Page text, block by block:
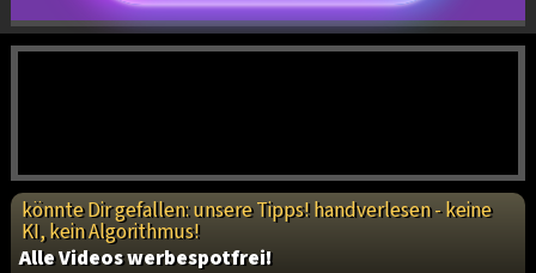
könnte Dir gefallen: unsere Tipps! handverlesen - keine
KI, kein Algorithmus!
Alle Videos werbespotfrei!